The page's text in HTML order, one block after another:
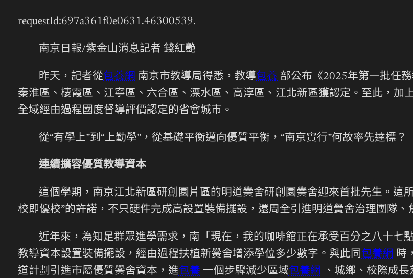
requestId:697a361f0e0631.46300539.
南京日報/紫金山消息記者 錢紅艷
昨天，記者從包養網 南京市教導局得悉，教導包養 部公布《2025年第一批任
秦淮區、棲霞區、江寧區、六合區、溧水區、高淳區、江北新區獲認定。至此，加
全域經由過程國度督導評價認定的省會城市。
從“有學上”到“上勤學”，從基礎平衡邁向優質平衡，“南京實行”何故率先達標？
連續擴容優質教導資本
這個學期，南京江北新區研創園片區的明道黌舍研創園黌舍迎來首批先生。這
校即優校”的許諾，不只硬件完成高設置裝備擺設，還周全引進明道黌舍治理團隊
近年來，為知足群眾進學需求，南「現在，我的咖啡館正在承受百分之八十七
教導資本設置裝備擺設，經由過程扶植新黌舍增添學位多少數字。與此同包養網 時
道計劃引進市屬優質黌舍資本，進包養 一個步驟減少區域包養網 、城鄉、校際成長